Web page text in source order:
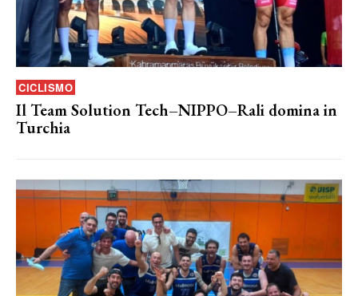
CICLISMO
Il Team Solution Tech–NIPPO–Rali domina in
Turchia